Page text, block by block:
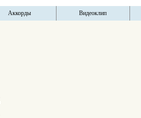
Аккорды Видеоклип